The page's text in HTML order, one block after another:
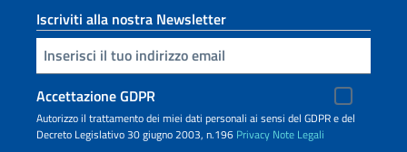
Iscriviti alla nostra Newsletter
Inserisci la tua email
Accettazione GDPR
Autorizzo il trattamento dei miei dati personali ai sensi del GDPR e del
Decreto Legislativo 30 giugno 2003, n.196 Privacy Note Legali